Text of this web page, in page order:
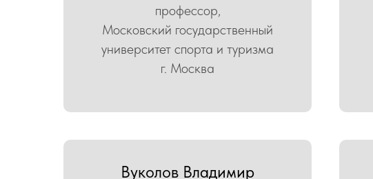
профессор,
Московский государственный
университет спорта и туризма
г. Москва
Вуколов Владимир